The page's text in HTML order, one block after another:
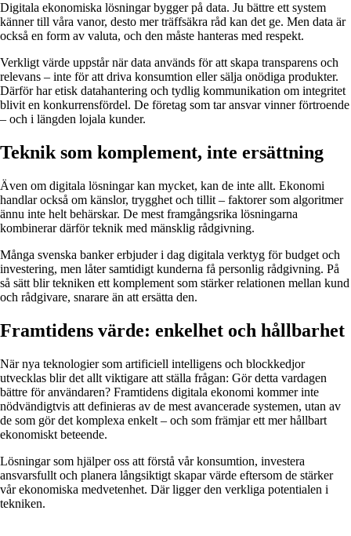
Digitala ekonomiska lösningar bygger på data. Ju bättre ett system
känner till våra vanor, desto mer träffsäkra råd kan det ge. Men data är
också en form av valuta, och den måste hanteras med respekt.
Verkligt värde uppstår när data används för att skapa transparens och
relevans – inte för att driva konsumtion eller sälja onödiga produkter.
Därför har etisk datahantering och tydlig kommunikation om integritet
blivit en konkurrensfördel. De företag som tar ansvar vinner förtroende
– och i längden lojala kunder.
Teknik som komplement, inte ersättning
Även om digitala lösningar kan mycket, kan de inte allt. Ekonomi
handlar också om känslor, trygghet och tillit – faktorer som algoritmer
ännu inte helt behärskar. De mest framgångsrika lösningarna
kombinerar därför teknik med mänsklig rådgivning.
Många svenska banker erbjuder i dag digitala verktyg för budget och
investering, men låter samtidigt kunderna få personlig rådgivning. På
så sätt blir tekniken ett komplement som stärker relationen mellan kund
och rådgivare, snarare än att ersätta den.
Framtidens värde: enkelhet och hållbarhet
När nya teknologier som artificiell intelligens och blockkedjor
utvecklas blir det allt viktigare att ställa frågan: Gör detta vardagen
bättre för användaren? Framtidens digitala ekonomi kommer inte
nödvändigtvis att definieras av de mest avancerade systemen, utan av
de som gör det komplexa enkelt – och som främjar ett mer hållbart
ekonomiskt beteende.
Lösningar som hjälper oss att förstå vår konsumtion, investera
ansvarsfullt och planera långsiktigt skapar värde eftersom de stärker
vår ekonomiska medvetenhet. Där ligger den verkliga potentialen i
tekniken.